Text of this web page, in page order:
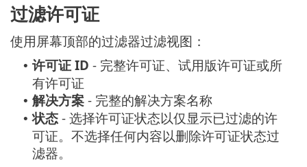
过滤许可证
使用屏幕顶部的过滤器过滤视图：
• 许可证 ID - 完整许可证、试用版许可证或所
有许可证
• 解决方案 - 完整的解决方案名称
• 状态 - 选择许可证状态以仅显示已过滤的许
可证。不选择任何内容以删除许可证状态过
滤器。